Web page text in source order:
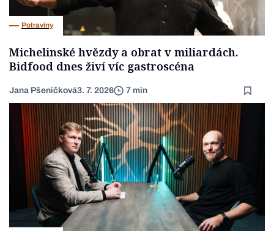
Potraviny
Michelinské hvězdy a obrat v miliardách.
Bidfood dnes živí víc gastroscéna
Jana Pšeničková3. 7. 2026 7 min